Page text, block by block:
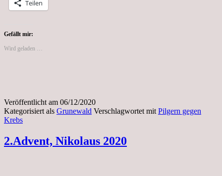
Teilen
Gefällt mir:
Wird geladen …
Veröffentlicht am 06/12/2020
Kategorisiert als Grunewald Verschlagwortet mit Pilgern gegen
Krebs
2.Advent, Nikolaus 2020